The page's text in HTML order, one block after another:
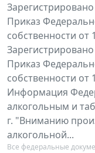
Приказ
собственности от
Приказ
собственности от
Информация
алкогольным и
г. "Вниманию
алкогольной...
Все федеральные